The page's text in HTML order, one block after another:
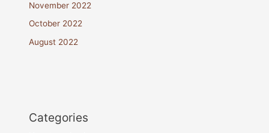
November 2022
October 2022
August 2022
Categories